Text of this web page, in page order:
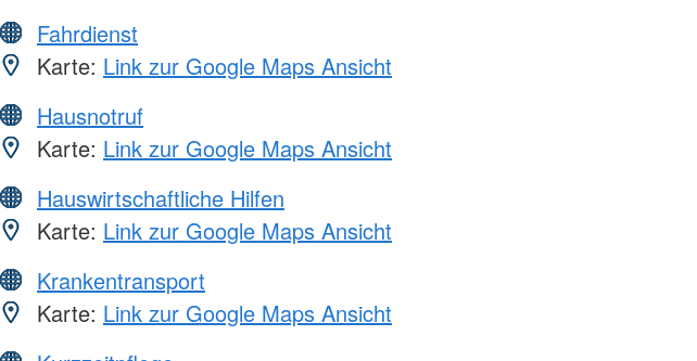
Fahrdienst
Karte: Link zur Google Maps Ansicht
Hausnotruf
Karte: Link zur Google Maps Ansicht
Hauswirtschaftliche Hilfen
Karte: Link zur Google Maps Ansicht
Krankentransport
Karte: Link zur Google Maps Ansicht